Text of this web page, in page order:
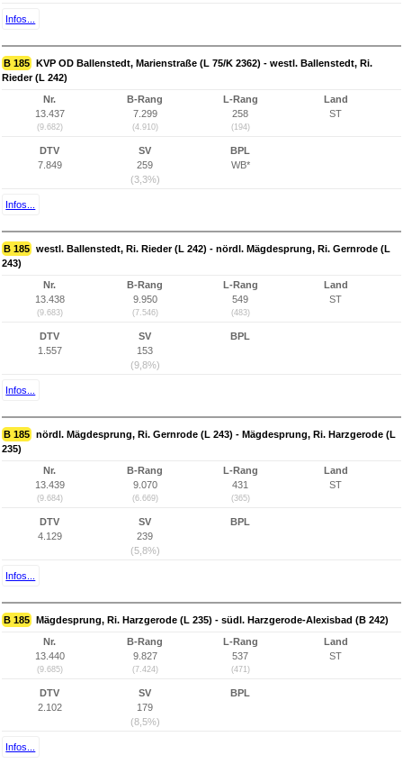
Infos...
B 185 KVP OD Ballenstedt, Marienstraße (L 75/K 2362) - westl. Ballenstedt, Ri.
Rieder (L 242)
Nr.
13.437
(9.682)
B-Rang
7.299
(4.910)
L-Rang
258
(194)
Land
ST
DTV
7.849
SV
259
(3,3%)
BPL
WB*
Infos...
B 185 westl. Ballenstedt, Ri. Rieder (L 242) - nördl. Mägdesprung, Ri. Gernrode (L
243)
Nr.
13.438
(9.683)
B-Rang
9.950
(7.546)
L-Rang
549
(483)
Land
ST
DTV
1.557
SV
153
(9,8%)
BPL
Infos...
B 185 nördl. Mägdesprung, Ri. Gernrode (L 243) - Mägdesprung, Ri. Harzgerode (L
235)
Nr.
13.439
(9.684)
B-Rang
9.070
(6.669)
L-Rang
431
(365)
Land
ST
DTV
4.129
SV
239
(5,8%)
BPL
Infos...
B 185 Mägdesprung, Ri. Harzgerode (L 235) - südl. Harzgerode-Alexisbad (B 242)
Nr.
13.440
(9.685)
B-Rang
9.827
(7.424)
L-Rang
537
(471)
Land
ST
DTV
2.102
SV
179
(8,5%)
BPL
Infos...